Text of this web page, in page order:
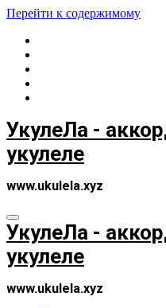
Перейти к содержимому
УкулеЛа -
укулеле
www.ukulela.xyz
УкулеЛа -
укулеле
www.ukulela.xyz